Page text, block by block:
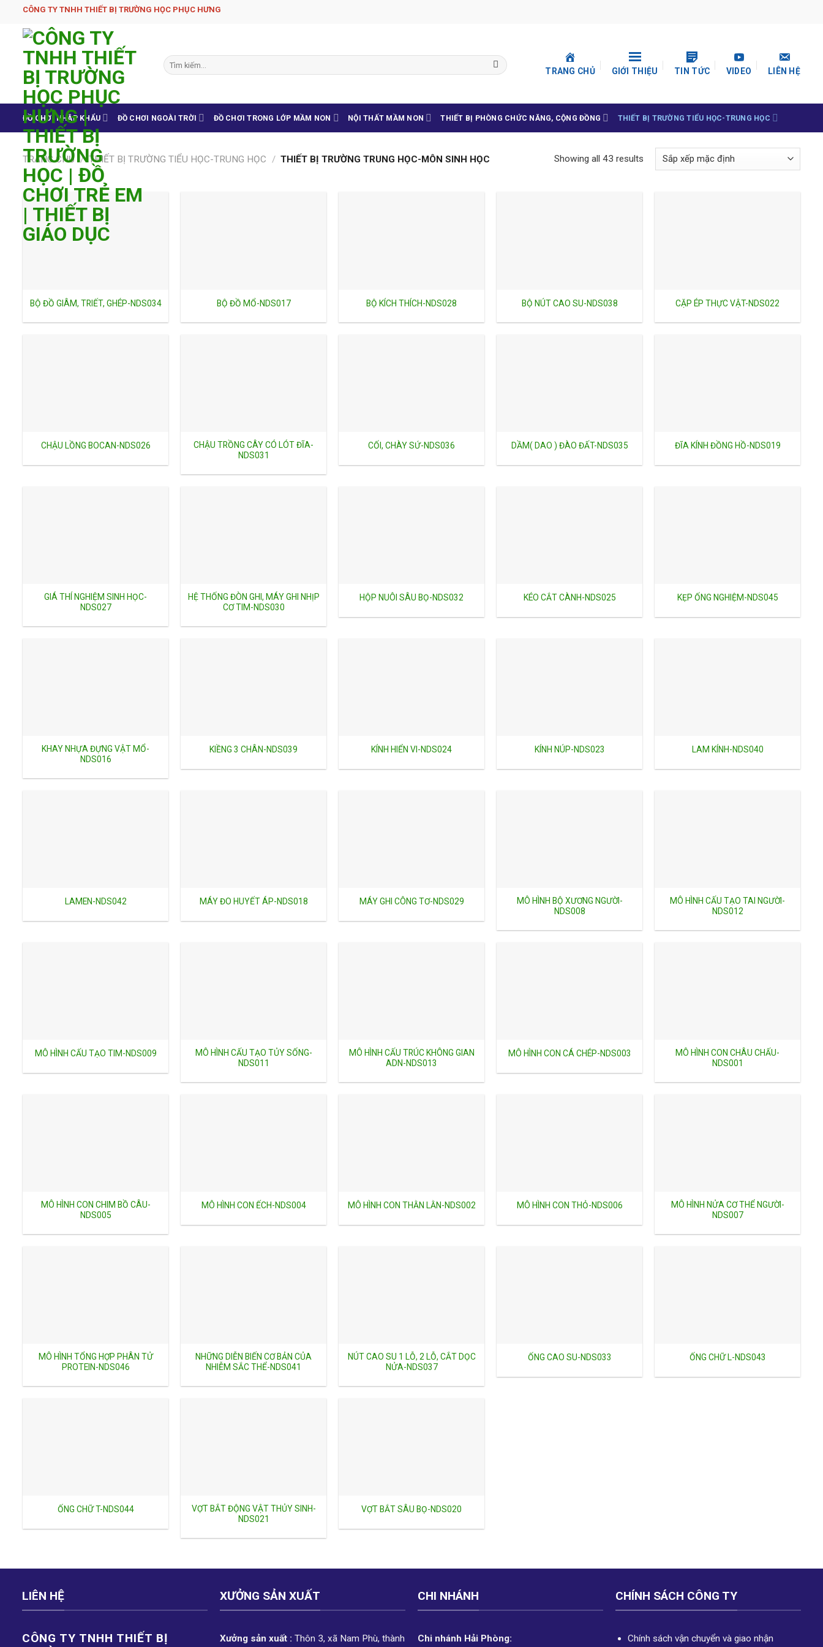
content
CÔNG TY TNHH THIẾT BỊ TRƯỜNG HỌC PHỤC H­ƯNG
Tìm
kiếm:
TRANG CHỦ GIỚI THIỆU TIN TỨC VIDEO LIÊN HỆ
ĐỒ CHƠI NHẬP KHẨU ĐỒ CHƠI NGOÀI TRỜI ĐỒ CHƠI TRONG LỚP MẦM NON NỘI THẤT MẦM NON THIẾT BỊ PHÒNG CHỨC NĂNG, CỘNG ĐỒNG THIẾT BỊ TRƯỜNG TIỂU HỌC-TRUNG HỌC
TRANG CHỦ / THIẾT BỊ TRƯỜNG TIỂU HỌC-TRUNG HỌC / THIẾT BỊ TRƯỜNG TRUNG HỌC-MÔN SINH HỌC Showing all 43 results
BỘ ĐỒ GIÂM, TRIẾT, GHÉP-NDS034 BỘ ĐỒ MỔ-NDS017 BỘ KÍCH THÍCH-NDS028 BỘ NÚT CAO SU-NDS038 CẶP ÉP THỰC VẬT-NDS022
CHẬU LỒNG BOCAN-NDS026
CHẬU TRỒNG CÂY CÓ LÓT ĐĨA-
NDS031
CỐI, CHÀY SỨ-NDS036 DẦM( DAO ) ĐÀO ĐẤT-NDS035 ĐĨA KÍNH ĐỒNG HỒ-NDS019
GIÁ THÍ NGHIỆM SINH HỌC-
NDS027
HỆ THỐNG ĐÒN GHI, MÁY GHI NHỊP
CƠ TIM-NDS030
HỘP NUÔI SÂU BỌ-NDS032 KÉO CẮT CÀNH-NDS025 KẸP ỐNG NGHIỆM-NDS045
KHAY NHỰA ĐỰNG VẬT MỔ-
NDS016
KIỀNG 3 CHÂN-NDS039 KÍNH HIỂN VI-NDS024 KÍNH NÚP-NDS023 LAM KÍNH-NDS040
LAMEN-NDS042 MÁY ĐO HUYẾT ÁP-NDS018 MÁY GHI CÔNG TƠ-NDS029
MÔ HÌNH BỘ XƯƠNG NGƯỜI-
NDS008
MÔ HÌNH CẤU TẠO TAI NGƯỜI-
NDS012
MÔ HÌNH CẤU TẠO TIM-NDS009
MÔ HÌNH CẤU TẠO TỦY SỐNG-
NDS011
MÔ HÌNH CẤU TRÚC KHÔNG GIAN
ADN-NDS013
MÔ HÌNH CON CÁ CHÉP-NDS003
MÔ HÌNH CON CHÂU CHẤU-
NDS001
MÔ HÌNH CON CHIM BỒ CÂU-
NDS005
MÔ HÌNH CON ẾCH-NDS004 MÔ HÌNH CON THẰN LẰN-NDS002 MÔ HÌNH CON THỎ-NDS006
MÔ HÌNH NỬA CƠ THỂ NGƯỜI-
NDS007
MÔ HÌNH TỔNG HỢP PHÂN TỬ
PROTEIN-NDS046
NHỮNG DIỄN BIẾN CƠ BẢN CỦA
NHIỄM SẮC THỂ-NDS041
NÚT CAO SU 1 LỖ, 2 LỖ, CẮT DỌC
NỬA-NDS037
ỐNG CAO SU-NDS033 ỐNG CHỮ L-NDS043
ỐNG CHỮ T-NDS044
VỢT BẮT ĐỘNG VẬT THỦY SINH-
NDS021
VỢT BẮT SÂU BỌ-NDS020
LIÊN HỆ
CÔNG TY TNHH THIẾT BỊ
XƯỞNG SẢN XUẤT
Xưởng sản xuất : Thôn 3, xã Nam Phù, thành
CHI NHÁNH
Chi nhánh Hải Phòng:
CHÍNH SÁCH CÔNG TY
Chính sách vận chuyển và giao nhận